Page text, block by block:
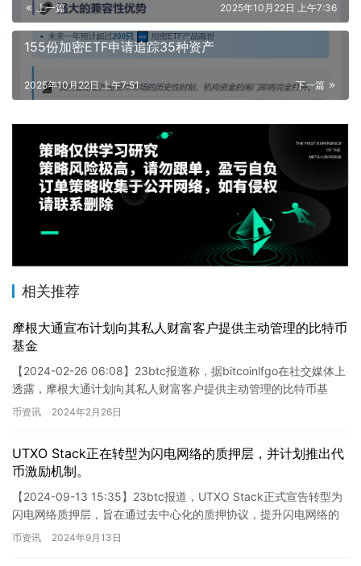
上一篇 2025年10月22日 上午7:36
155份加密ETF申请追踪35种资产
下一篇
2025年10月22日 上午7:51
相关推荐
摩根大通宣布计划向其私人财富客户提供主动管理的比特币
基金
【2024-02-26 06:08】23btc报道称，据bitcoinlfgo在社交媒体上
透露，摩根大通计划向其私人财富客户提供主动管理的比特币基
金。
币资讯 2024年2月26日
UTXO Stack正在转型为闪电网络的质押层，并计划推出代
币激励机制。
【2024-09-13 15:35】23btc报道，UTXO Stack正式宣告转型为
闪电网络质押层，旨在通过去中心化的质押协议，提升闪电网络的
流动性与收益模型。同时，UTXO S…
币资讯 2024年9月13日